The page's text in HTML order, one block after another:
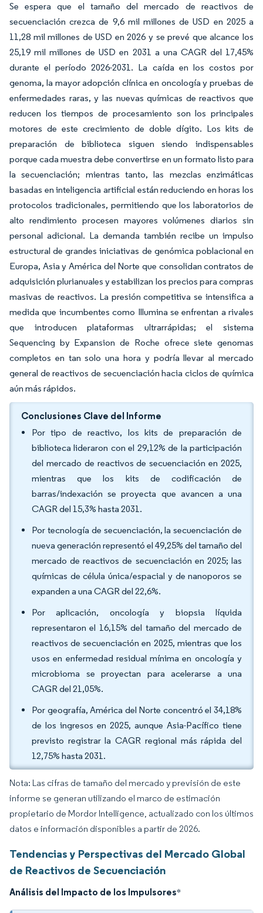
Se espera que el tamaño del mercado de reactivos de
secuenciación crezca de 9,6 mil millones de USD en 2025 a
11,28 mil millones de USD en 2026 y se prevé que alcance los
25,19 mil millones de USD en 2031 a una CAGR del 17,45%
durante el período 2026-2031. La caída en los costos por
genoma, la mayor adopción clínica en oncología y pruebas de
enfermedades raras, y las nuevas químicas de reactivos que
reducen los tiempos de procesamiento son los principales
motores de este crecimiento de doble dígito. Los kits de
preparación de biblioteca siguen siendo indispensables
porque cada muestra debe convertirse en un formato listo para
la secuenciación; mientras tanto, las mezclas enzimáticas
basadas en inteligencia artificial están reduciendo en horas los
protocolos tradicionales, permitiendo que los laboratorios de
alto rendimiento procesen mayores volúmenes diarios sin
personal adicional. La demanda también recibe un impulso
estructural de grandes iniciativas de genómica poblacional en
Europa, Asia y América del Norte que consolidan contratos de
adquisición plurianuales y estabilizan los precios para compras
masivas de reactivos. La presión competitiva se intensifica a
medida que incumbentes como Illumina se enfrentan a rivales
que introducen plataformas ultrarrápidas; el sistema
Sequencing by Expansion de Roche ofrece siete genomas
completos en tan solo una hora y podría llevar al mercado
general de reactivos de secuenciación hacia ciclos de química
aún más rápidos.
Conclusiones Clave del Informe
Por tipo de reactivo, los kits de preparación de
biblioteca lideraron con el 29,12% de la participación
del mercado de reactivos de secuenciación en 2025,
mientras que los kits de codificación de
barras/indexación se proyecta que avancen a una
CAGR del 15,3% hasta 2031.
Por tecnología de secuenciación, la secuenciación de
nueva generación representó el 49,25% del tamaño del
mercado de reactivos de secuenciación en 2025; las
químicas de célula única/espacial y de nanoporos se
expanden a una CAGR del 22,6%.
Por aplicación, oncología y biopsia líquida
representaron el 16,15% del tamaño del mercado de
reactivos de secuenciación en 2025, mientras que los
usos en enfermedad residual mínima en oncología y
microbioma se proyectan para acelerarse a una
CAGR del 21,05%.
Por geografía, América del Norte concentró el 34,18%
de los ingresos en 2025, aunque Asia-Pacífico tiene
previsto registrar la CAGR regional más rápida del
12,75% hasta 2031.
Nota: Las cifras de tamaño del mercado y previsión de este
informe se generan utilizando el marco de estimación
propietario de Mordor Intelligence, actualizado con los últimos
datos e información disponibles a partir de 2026.
Tendencias y Perspectivas del Mercado Global
de Reactivos de Secuenciación
Análisis del Impacto de los Impulsores*